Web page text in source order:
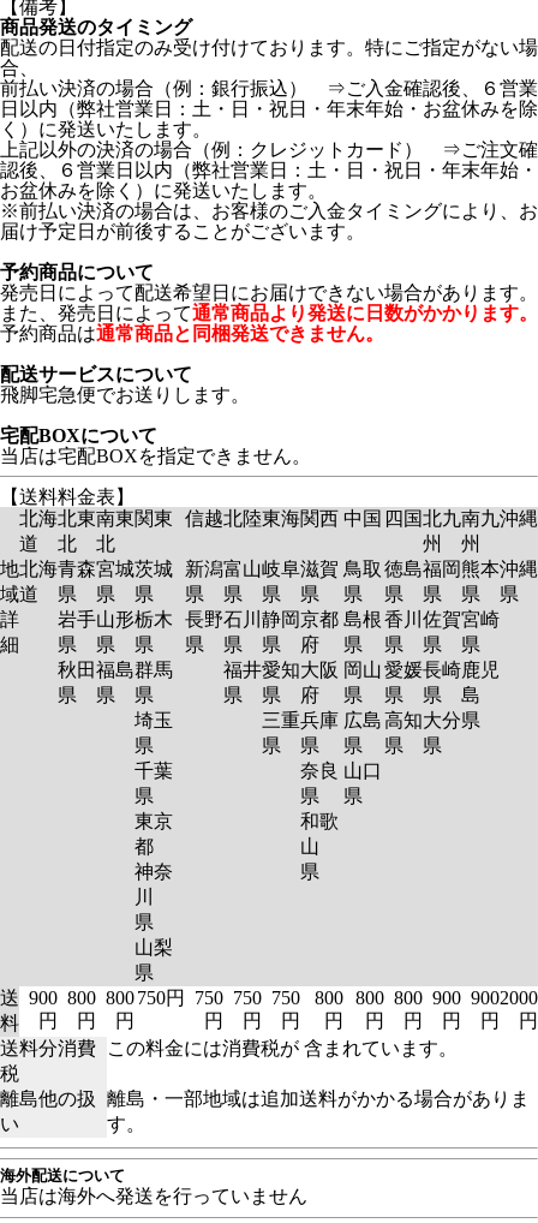
【備考】
商品発送のタイミング
配送の日付指定のみ受け付けております。特にご指定がない場
合、
前払い決済の場合（例：銀行振込） ⇒ご入金確認後、６営業
日以内（弊社営業日：土・日・祝日・年末年始・お盆休みを除
く）に発送いたします。
上記以外の決済の場合（例：クレジットカード） ⇒ご注文確
認後、６営業日以内（弊社営業日：土・日・祝日・年末年始・
お盆休みを除く）に発送いたします。
※前払い決済の場合は、お客様のご入金タイミングにより、お
届け予定日が前後することがございます。
予約商品について
発売日によって配送希望日にお届けできない場合があります。
また、発売日によって通常商品より発送に日数がかかります。
予約商品は通常商品と同梱発送できません。
配送サービスについて
飛脚宅急便でお送りします。
宅配BOXについて
当店は宅配BOXを指定できません。
【送料料金表】
北海
道
北東
北
南東
北
関東 信越北陸東海関西 中国 四国北九
州
南九
州
沖縄
地
域
詳
細
北海
道
青森
県
岩手
県
秋田
県
宮城
県
山形
県
福島
県
茨城
県
栃木
県
群馬
県
埼玉
県
千葉
県
東京
都
神奈
川
県
山梨
県
新潟
県
長野
県
富山
県
石川
県
福井
県
岐阜
県
静岡
県
愛知
県
三重
県
滋賀
県
京都
府
大阪
府
兵庫
県
奈良
県
和歌
山
県
鳥取
県
島根
県
岡山
県
広島
県
山口
県
徳島
県
香川
県
愛媛
県
高知
県
福岡
県
佐賀
県
長崎
県
大分
県
熊本
県
宮崎
県
鹿児
島
県
沖縄
県
送
料
900
円
800
円
800
円
750円
750
円
750
円
750
円
800
円
800
円
800
円
900
円
900
円
2000
円
送料分消費
税
この料金には消費税が 含まれています。
離島他の扱
い
離島・一部地域は追加送料がかかる場合がありま
す。
海外配送について
当店は海外へ発送を行っていません